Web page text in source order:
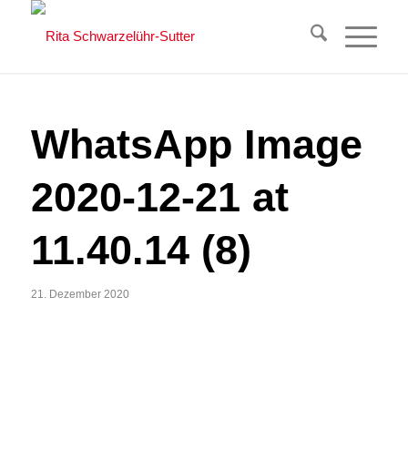
WhatsApp Image
2020-12-21 at
11.40.14 (8)
21. Dezember 2020